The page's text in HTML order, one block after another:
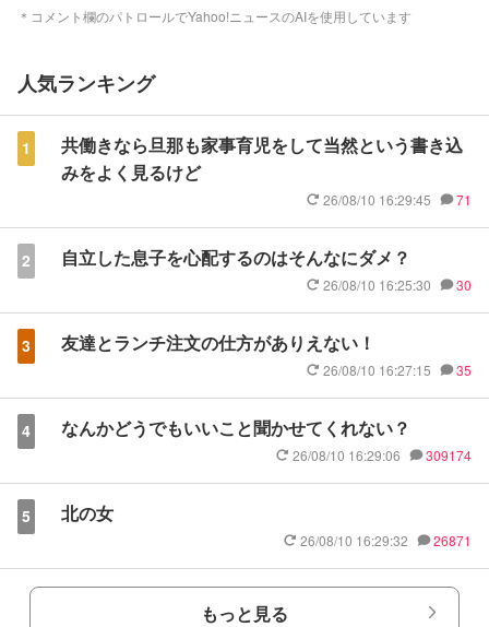
＊コメント欄のパトロールでYahoo!ニュースのAIを使用しています
人気ランキング
1
共働きなら旦那も家事育児をして当然という書き込
みをよく見るけど
26/08/10 16:29:45 71
2 自立した息子を心配するのはそんなにダメ？
26/08/10 16:25:30 30
3 友達とランチ注文の仕方がありえない！
26/08/10 16:27:15 35
4 なんかどうでもいいこと聞かせてくれない？
26/08/10 16:29:06 309174
5 北の女
26/08/10 16:29:32 26871
もっと見る